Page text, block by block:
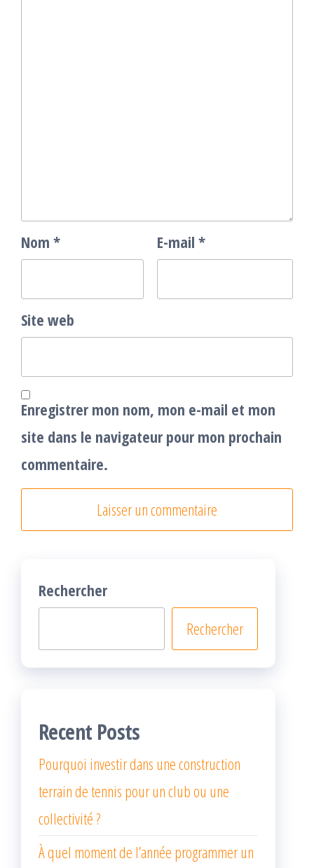
Nom * E-mail *
Site web
Enregistrer mon nom, mon e-mail et mon
site dans le navigateur pour mon prochain
commentaire.
Rechercher
Rechercher
Recent Posts
Pourquoi investir dans une construction
terrain de tennis pour un club ou une
collectivité ?
À quel moment de l’année programmer un